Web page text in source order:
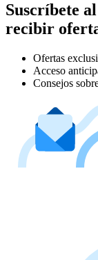
Suscríbete
recibir
Ofertas
Acceso
Consejos